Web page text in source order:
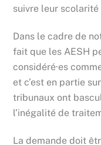
suivre leur
Dans le cadre de
fait que les AESH
considéré·es
et c’est en partie
tribunaux ont
l’inégalité de
La demande doit